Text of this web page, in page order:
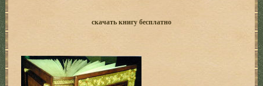
скачать книгу бесплатно